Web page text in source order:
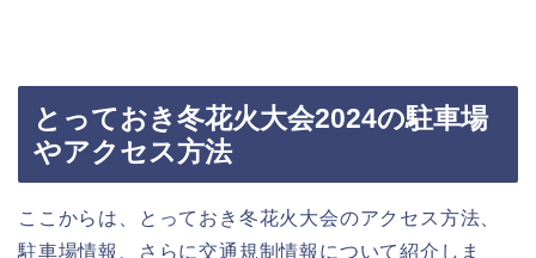
とっておき冬花火大会2024の駐車場
やアクセス方法
ここからは、とっておき冬花火大会のアクセス方法、
駐車場情報、さらに交通規制情報について紹介しま